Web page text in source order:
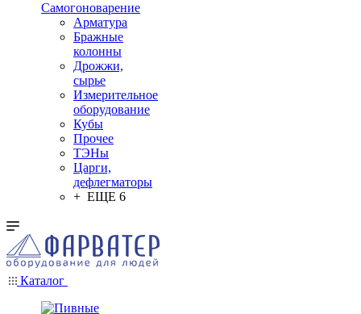
Самогоноварение
Арматура
Бражные
колонны
Дрожжи,
сырье
Измерительное
оборудование
Кубы
Прочее
ТЭНы
Царги,
дефлегматоры
+ ЕЩЕ 6
Каталог